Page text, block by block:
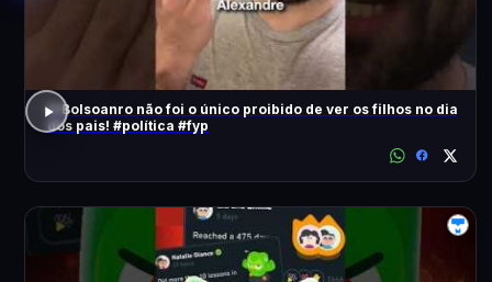
O Bolsoanro não foi o único proibido de ver os filhos no dia
dos pais! #política #fyp